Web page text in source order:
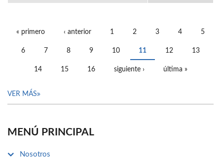
« primero ‹ anterior 1 2 3 4 5
6 7 8 9 10 11 12 13
14 15 16 siguiente › última »
VER MÁS
MENÚ PRINCIPAL
Nosotros